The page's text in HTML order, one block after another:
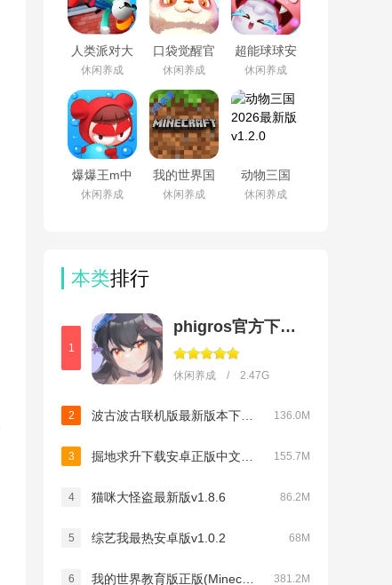
人类派对大
乱斗安卓版
v1
休闲养成
口袋觉醒官
方正版下载
v3.1.0.89811
休闲养成
超能球球安
卓版
v1.21.21
休闲养成
爆爆王m中
文版v1.0.2
休闲养成
我的世界国
际服下载正
版手机版免
休闲养成
动物三国
2026最新版
v1.2.0
休闲养成
本类排行
1
phigros官方下载安装
休闲养成 / 2.47G
2 136.0M
3 155.7M
4 猫咪大怪盗最新版v1.8.6 86.2M
5 综艺我最热安卓版v1.0.2 68M
6 381.2M